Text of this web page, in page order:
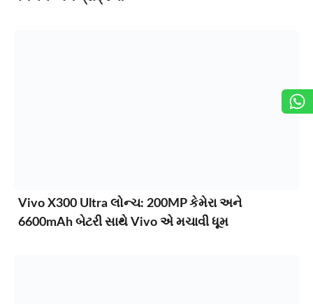
Vivo X300 Ultra લોન્ચ: 200MP કેમેરા અને
6600mAh બેટરી સાથે Vivo એ મચાવી ધૂમ